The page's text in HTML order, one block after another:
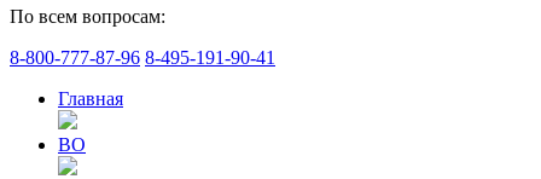
По всем вопросам:
8-800-777-87-96 8-495-191-90-41
Главная
ВО